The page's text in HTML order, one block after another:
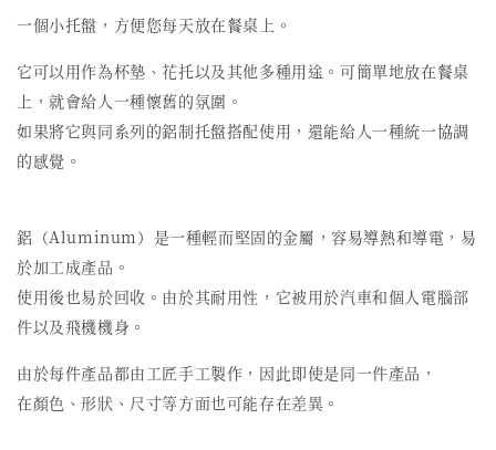
一個小托盤，方便您每天放在餐桌上。
它可以用作為杯墊、花托以及其他多種用途。可簡單地放在餐桌
上，就會給人一種懷舊的氛圍。
如果將它與同系列的鋁制托盤搭配使用，還能給人一種統一協調
的感覺。
鋁（Aluminum）是一種輕而堅固的金屬，容易導熱和導電，易
於加工成產品。
使用後也易於回收。由於其耐用性，它被用於汽車和個人電腦部
件以及飛機機身。
由於每件產品都由工匠手工製作，因此即使是同一件產品，
在顏色、形狀、尺寸等方面也可能存在差異。